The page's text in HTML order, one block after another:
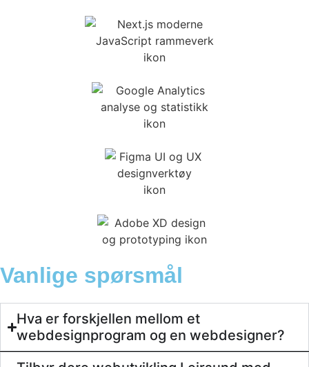
Vanlige spørsmål
Hva er forskjellen mellom et
webdesignprogram og en webdesigner?